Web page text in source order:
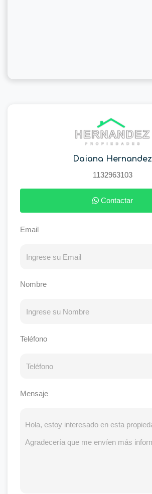
Daiana Hernandez
1132963103
Contactar
Email
Nombre
Teléfono
Mensaje